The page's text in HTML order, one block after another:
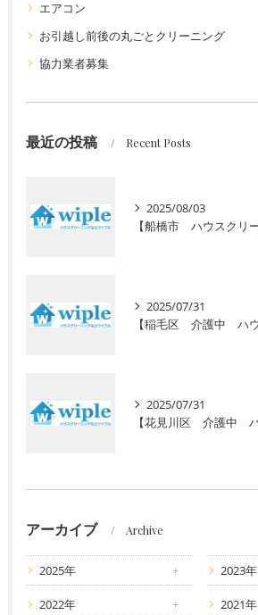
エアコン
お引越し前後の丸ごとクリーニング
協力業者募集
最近の投稿 Recent Posts
2025/08/03
2025/07/31
2025/07/31
アーカイブ Archive
2025年 2023年
2022年 2021年